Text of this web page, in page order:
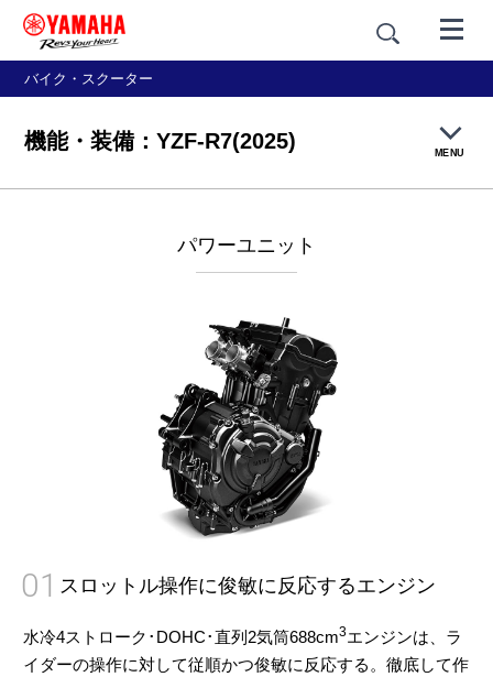
バイク・スクーター
機能・装備：YZF-R7(2025) MENU
パワーユニット
01 スロットル操作に俊敏に反応するエンジン
水冷4ストローク･DOHC･直列2気筒688cm3エンジンは、ラ
イダーの操作に対して従順かつ俊敏に反応する。徹底して作